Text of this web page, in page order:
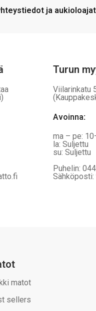
ja aukioloajat
Turun
Viilarinkatu
Avoinna:
ma – pe:
la: Suljettu
su: Suljettu
Puhelin:
Sähköposti:
matot
sellers